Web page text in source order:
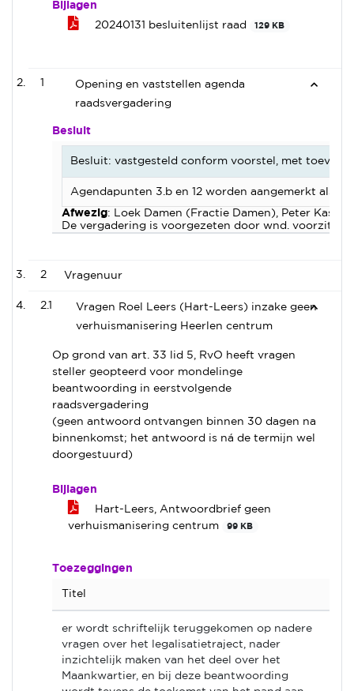
Bijlagen
20240131 besluitenlijst raad 129 KB
1
Opening en vaststellen agenda
raadsvergadering
Besluit
Besluit: vastgesteld conform voorstel, met
Agendapunten 3.b en 12 worden aangemerkt als
Afwezig: Loek Damen (Fractie Damen), Peter
De vergadering is voorgezeten door wnd. voorzitter
2 Vragenuur
2.1
Vragen Roel Leers (Hart-Leers) inzake geen
verhuismanisering Heerlen centrum
Op grond van art. 33 lid 5, RvO heeft vragen
steller geopteerd voor mondelinge
beantwoording in eerstvolgende
raadsvergadering
(geen antwoord ontvangen binnen 30 dagen na
binnenkomst; het antwoord is ná de termijn wel
doorgestuurd)
Bijlagen
Hart-Leers, Antwoordbrief geen
verhuismanisering centrum
99 KB
Toezeggingen
Titel
er wordt schriftelijk teruggekomen op nadere
vragen over het legalisatietraject, nader
inzichtelijk maken van het deel over het
Maankwartier, en bij deze beantwoording